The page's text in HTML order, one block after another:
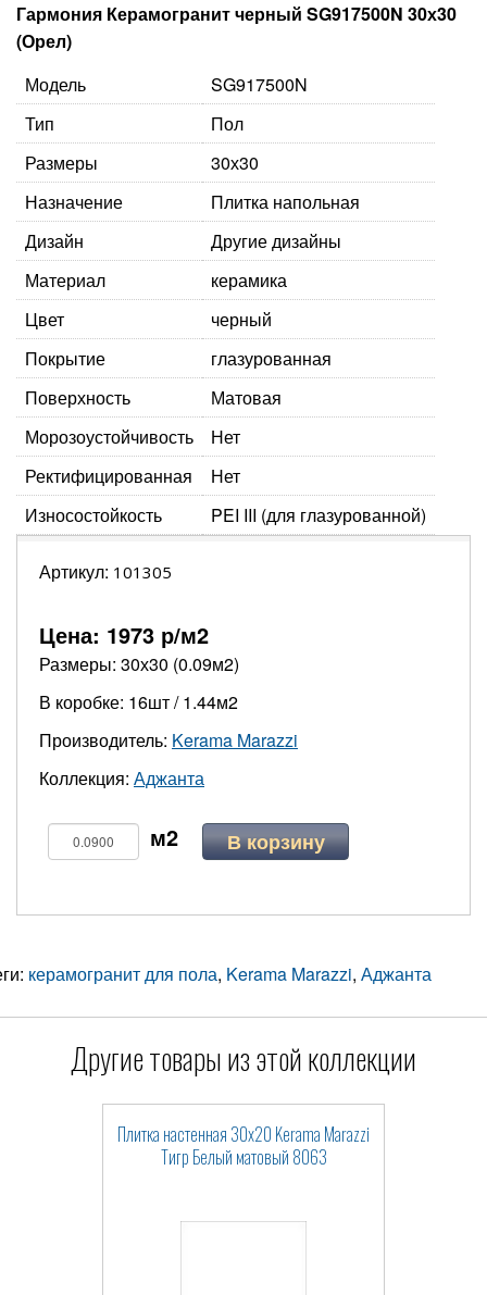
Гармония Керамогранит черный SG917500N 30х30
(Орел)
Модель
SG917500N
Тип
Пол
Размеры
30х30
Назначение
Плитка напольная
Дизайн
Другие дизайны
Материал
керамика
Цвет
черный
Покрытие
глазурованная
Поверхность
Матовая
Морозоустойчивость
Нет
Ректифицированная
Нет
Износостойкость
PEI III (для глазурованной)
Артикул: 101305
Цена: 1973 р/м2
Размеры: 30х30 (0.09м2)
В коробке: 16шт / 1.44м2
Производитель: Kerama Marazzi
Коллекция: Аджанта
В корзину
керамогранит для пола, Kerama Marazzi, Аджанта
Другие товары из этой коллекции
Плитка настенная 30x20 Kerama Marazzi
Тигр Белый матовый 8063